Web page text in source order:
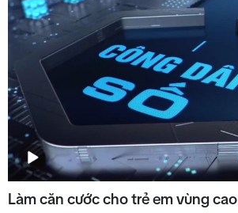
Làm căn cước cho trẻ em vùng cao